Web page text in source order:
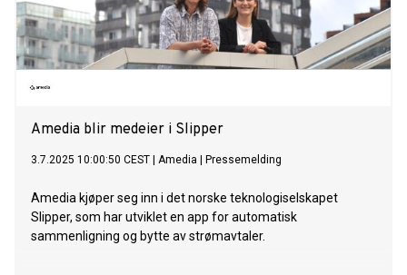
Amedia blir medeier i Slipper
3.7.2025 10:00:50 CEST Amedia Pressemelding
Amedia kjøper seg inn i det norske teknologiselskapet
Slipper, som har utviklet en app for automatisk
sammenligning og bytte av strømavtaler.